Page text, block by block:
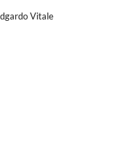
Vitale